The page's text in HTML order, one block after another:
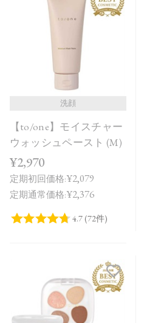
洗顔
【to/one】モイスチャー
ウォッシュペースト (M)
¥2,970
定期初回価格:¥2,079
定期通常価格:¥2,376